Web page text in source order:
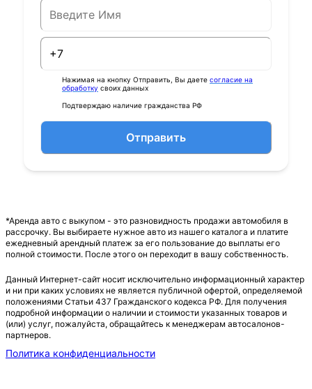
Нажимая на кнопку Отправить, Вы даете согласие на
обработку своих данных
Подтверждаю наличие гражданства РФ
Отправить
*Аренда авто с выкупом - это разновидность продажи автомобиля в
рассрочку. Вы выбираете нужное авто из нашего каталога и платите
ежедневный арендный платеж за его пользование до выплаты его
полной стоимости. После этого он переходит в вашу собственность.
Данный Интернет-сайт носит исключительно информационный характер
и ни при каких условиях не является публичной офертой, определяемой
положениями Статьи 437 Гражданского кодекса РФ. Для получения
подробной информации о наличии и стоимости указанных товаров и
(или) услуг, пожалуйста, обращайтесь к менеджерам автосалонов-
партнеров.
Политика конфиденциальности